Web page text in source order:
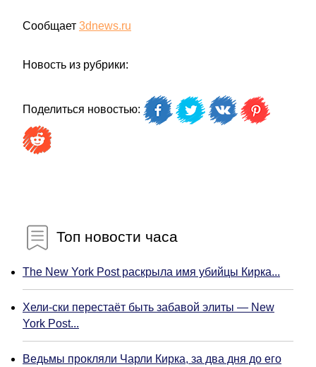
Сообщает 3dnews.ru
Новость из рубрики:
Поделиться новостью:
Топ новости часа
The New York Post раскрыла имя убийцы Кирка...
Хели-ски перестаёт быть забавой элиты — New
York Post...
Ведьмы прокляли Чарли Кирка, за два дня до его